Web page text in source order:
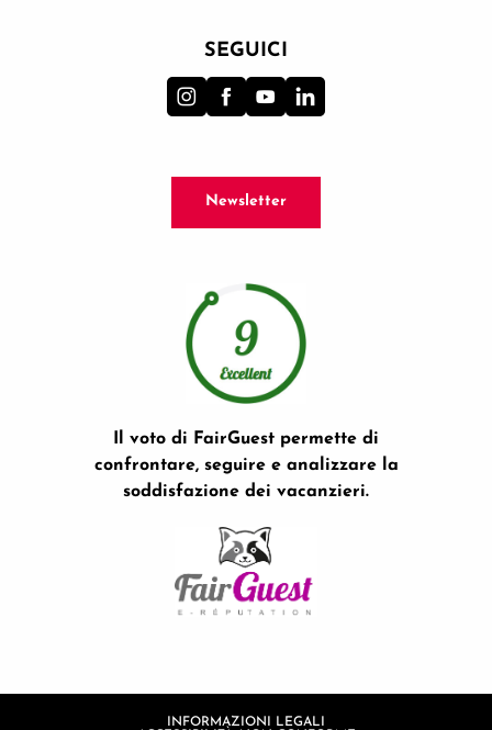
SEGUICI
Newsletter
Il voto di FairGuest permette di
confrontare, seguire e analizzare la
soddisfazione dei vacanzieri.
INFORMAZIONI LEGALI